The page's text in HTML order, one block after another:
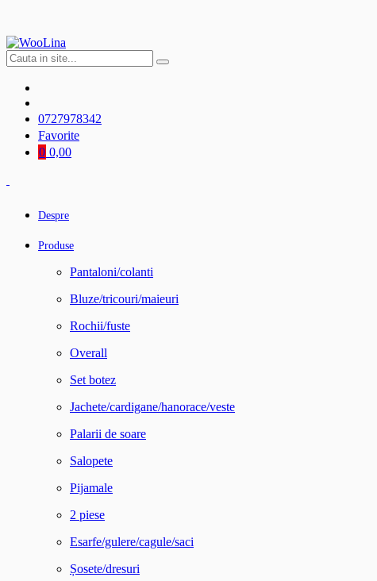
0727978342
Favorite
0 0,00
Despre
Produse
Pantaloni/colanti
Bluze/tricouri/maieuri
Rochii/fuste
Overall
Set botez
Jachete/cardigane/hanorace/veste
Palarii de soare
Salopete
Pijamale
2 piese
Esarfe/gulere/cagule/saci
Șosete/dresuri